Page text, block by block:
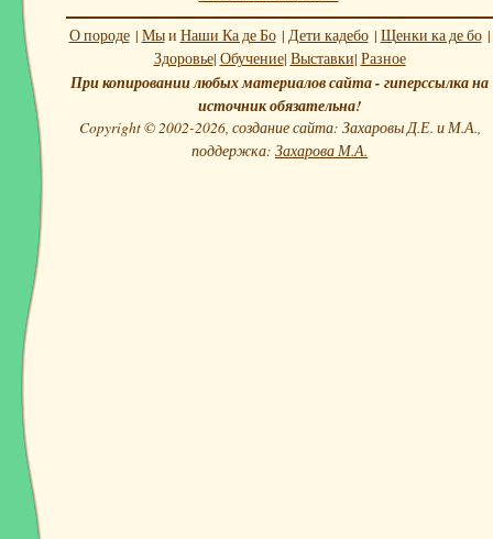
О породе| Мыи Наши Ка де Бо| Дети кадебо| Щенки ка де бо|
Здоровье| Обучение| Выставки| Разное
При копировании любых материалов сайта - гиперссылка на
источник обязательна!
Copyright © 2002-2026, создание сайта: Захаровы Д.Е. и М.А.,
поддержка: Захарова М.А.